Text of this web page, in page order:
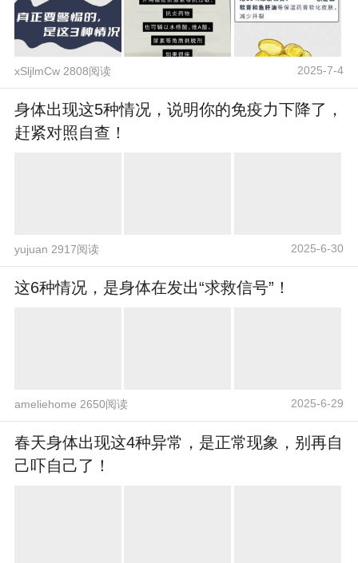
xSljlmCw 2808阅读 2025-7-4
身体出现这5种情况，说明你的免疫力下降了，
赶紧对照自查！
yujuan 2917阅读 2025-6-30
这6种情况，是身体在发出“求救信号”！
ameliehome 2650阅读 2025-6-29
春天身体出现这4种异常，是正常现象，别再自
己吓自己了！